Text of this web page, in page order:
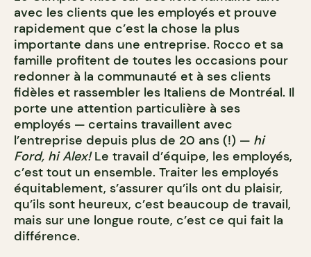
avec les clients que les employés et prouve
rapidement que c’est la chose la plus
importante dans une entreprise. Rocco et sa
famille profitent de toutes les occasions pour
redonner à la communauté et à ses clients
fidèles et rassembler les Italiens de Montréal. Il
porte une attention particulière à ses
employés — certains travaillent avec
l’entreprise depuis plus de 20 ans (!) — hi
Ford, hi Alex!Le travail d’équipe, les employés,
c’est tout un ensemble. Traiter les employés
équitablement, s’assurer qu’ils ont du plaisir,
qu’ils sont heureux, c’est beaucoup de travail,
mais sur une longue route, c’est ce qui fait la
différence.